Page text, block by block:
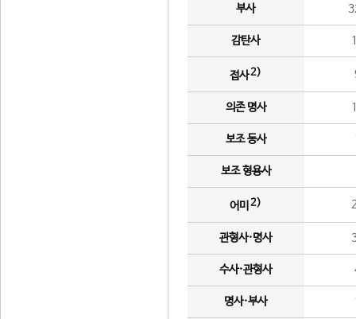
부사
감탄사
접사2)
의존 명사
보조 동사
보조 형용사
어미 2)
관형사·명사
수사·관형사
명사·부사